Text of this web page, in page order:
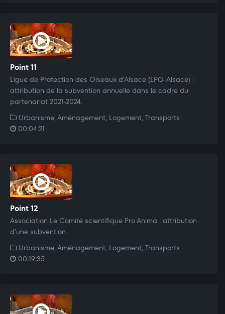
Point 11
Ligue de Protection des Oiseaux d'Alsace (LPO-Alsace) :
attribution de la subvention annuelle dans le cadre du
partenariat 2021-2024.
Urbanisme, Aménagement, Logement, Transports
00:04:21
Point 12
Association Le Comité scientifique Pro Anima : attribution
d'une subvention.
Urbanisme, Aménagement, Logement, Transports
00:19:35